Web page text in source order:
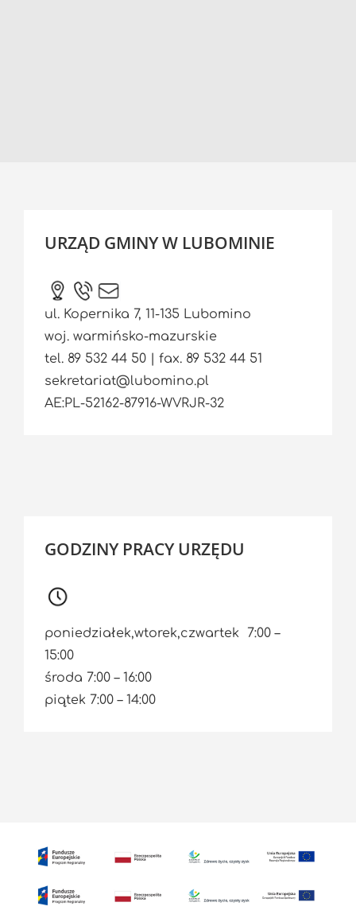
URZĄD GMINY W LUBOMINIE
ul. Kopernika 7, 11-135 Lubomino
woj. warmińsko-mazurskie
tel. 89 532 44 50 | fax. 89 532 44 51
sekretariat@lubomino.pl
AE:PL-52162-87916-WVRJR-32
GODZINY PRACY URZĘDU
poniedziałek,wtorek,czwartek 7:00 –
15:00
środa 7:00 – 16:00
piątek 7:00 – 14:00